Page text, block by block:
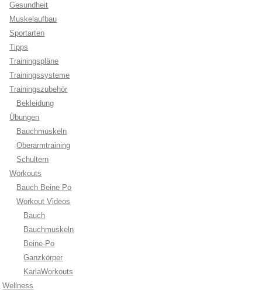
Gesundheit
Muskelaufbau
Sportarten
Tipps
Trainingspläne
Trainingssysteme
Trainingszubehör
Bekleidung
Übungen
Bauchmuskeln
Oberarmtraining
Schultern
Workouts
Bauch Beine Po
Workout Videos
Bauch
Bauchmuskeln
Beine-Po
Ganzkörper
KarlaWorkouts
Wellness